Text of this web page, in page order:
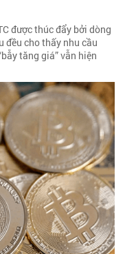
được thúc đẩy bởi dòng
đều cho thấy nhu cầu
tăng giá” vẫn hiện